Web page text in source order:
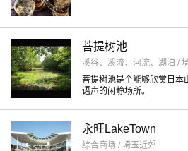
菩提树池
溪谷、溪流、河流、湖泊 /
菩提树池是个能够欣赏日本
语声的闲静场所。
永旺LakeTown
综合商场 / 埼玉近郊